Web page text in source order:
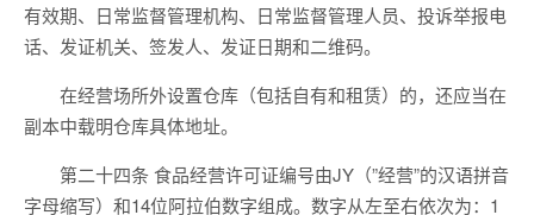
有效期、日常监督管理机构、日常监督管理人员、投诉举报电
话、发证机关、签发人、发证日期和二维码。
在经营场所外设置仓库（包括自有和租赁）的，还应当在
副本中载明仓库具体地址。
第二十四条 食品经营许可证编号由JY（”经营”的汉语拼音
字母缩写）和14位阿拉伯数字组成。数字从左至右依次为：1